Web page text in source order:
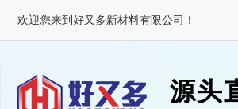
欢迎您来到好又多新材料有限公司！
源头